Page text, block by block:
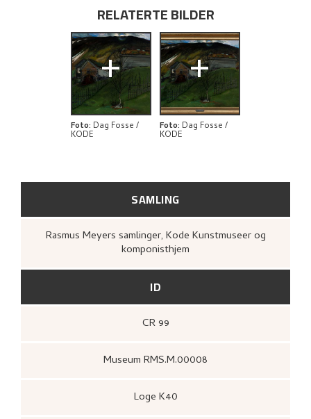
PROVENIENS
UTSTILLINGSHISTORIE
KUNSTNERENS NOTAT
BIBLIOGRAFI
SAMLING
Rasmus Meyers samlinger, Kode Kunstmuseer og
komponisthjem
ID
CR 99
Museum RMS.M.00008
Loge K40
RELATERTE BILDER
+
Foto: Dag Fosse /
KODE
+
Foto: Dag Fosse /
KODE